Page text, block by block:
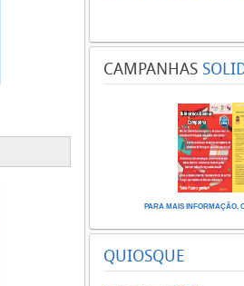
CAMPANHAS
PARA MAIS INFORMAÇÃO,
QUIOSQUE